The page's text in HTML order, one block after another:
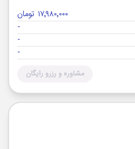
۱۷٬۹۸۰٬۰۰۰ تومان
-
-
-
مشاوره و رزرو رایگان